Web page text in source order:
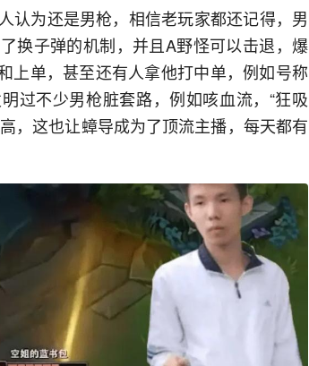
认为还是男枪，相信老玩家都还记得，男
换子弹的机制，并且A野怪可以击退，爆
上单，甚至还有人拿他打中单，例如号称
过不少男枪脏套路，例如咳血流，“狂吸
，这也让蟑导成为了顶流主播，每天都有